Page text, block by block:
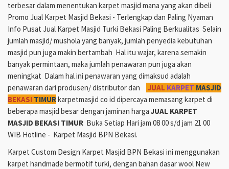
terbesar dalam menentukan karpet masjid mana yang akan dibeli
Promo Jual Karpet Masjid Bekasi - Terlengkap dan Paling Nyaman
Info Pusat Jual Karpet Masjid Turki Bekasi Paling Berkualitas Selain
jumlah masjid/ mushola yang banyak, jumlah penyedia kebutuhan
masjid pun juga makin bertambah Hal itu wajar, karena semakin
banyak permintaan, maka jumlah penawaran pun juga akan
meningkat Dalam hal ini penawaran yang dimaksud adalah
penawaran dari produsen/ distributor dan
JUAL KARPET MASJID
BEKASI TIMURkarpetmasjid co id dipercaya memasang karpet di
beberapa masjid besar dengan jaminan harga JUAL KARPET
MASJID BEKASI TIMUR Buka Setiap Hari jam 08 00 s/d jam 21 00
WIB Hotline - Karpet Masjid BPN Bekasi.
Karpet Custom Design Karpet Masjid BPN Bekasi ini menggunakan
karpet handmade bermotif turki, dengan bahan dasar wool New